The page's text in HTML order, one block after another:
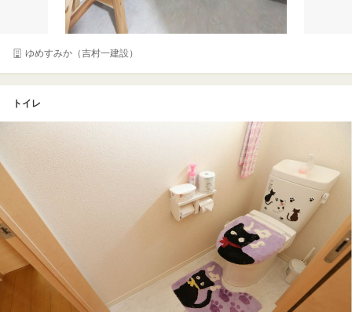
ゆめすみか（吉村一建設）
トイレ